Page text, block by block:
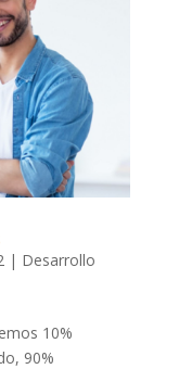
| Desarrollo
10%
90%